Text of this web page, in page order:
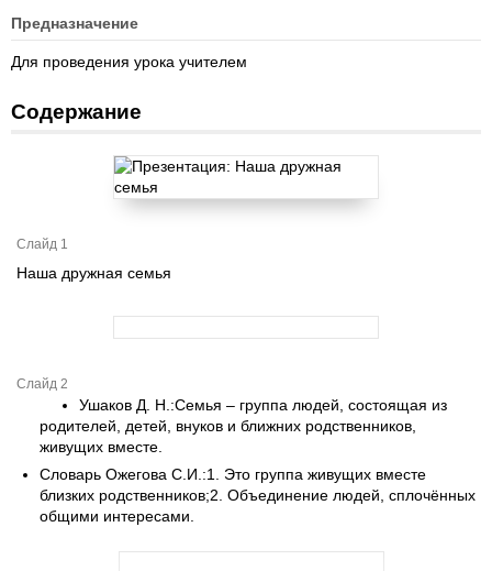
Предназначение
Для проведения урока учителем
Содержание
Слайд 1
Наша дружная семья
Слайд 2
Ушаков Д. Н.:Семья – группа людей, состоящая из
родителей, детей, внуков и ближних родственников,
живущих вместе.
Словарь Ожегова С.И.:1. Это группа живущих вместе
близких родственников;2. Объединение людей, сплочённых
общими интересами.